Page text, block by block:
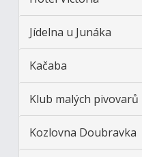
Jídelna u Junáka
Kačaba
Klub malých pivovarů
Kozlovna Doubravka